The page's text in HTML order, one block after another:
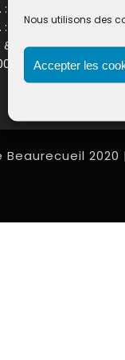
Nous utilisons des
Accepter les
: 08h30 – 12h30 /
: 08h30 – 12h30
& Ven. : 08h30 –
2020